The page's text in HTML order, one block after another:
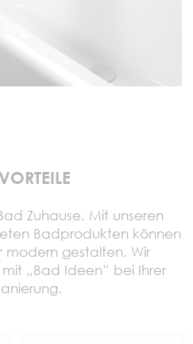
Zuhause. Mit unseren
Badprodukten können
modern gestalten. Wir
„Bad Ideen“ bei Ihrer